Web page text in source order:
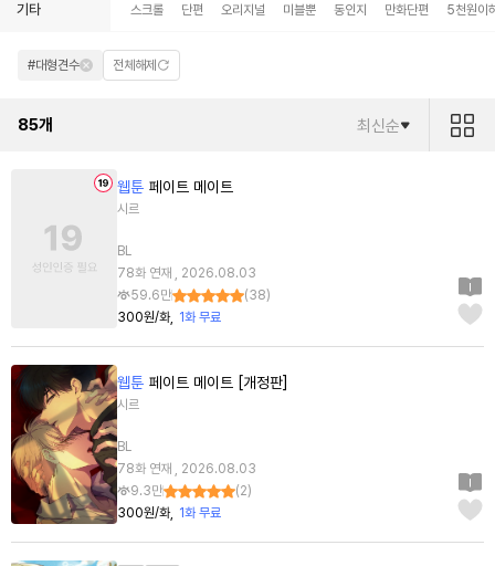
기타 스크롤 단편 오리지널 미블뿐 동인지 만화단편 5천원이
#대형견수 전체해제
85개 최신순
웹툰 페이트 메이트
시르
BL
78화 연재 , 2026.08.03
59.6만
(38)
300원/화
1화 무료
웹툰 페이트 메이트 [개정판]
시르
BL
78화 연재 , 2026.08.03
9.3만
(2)
300원/화
1화 무료